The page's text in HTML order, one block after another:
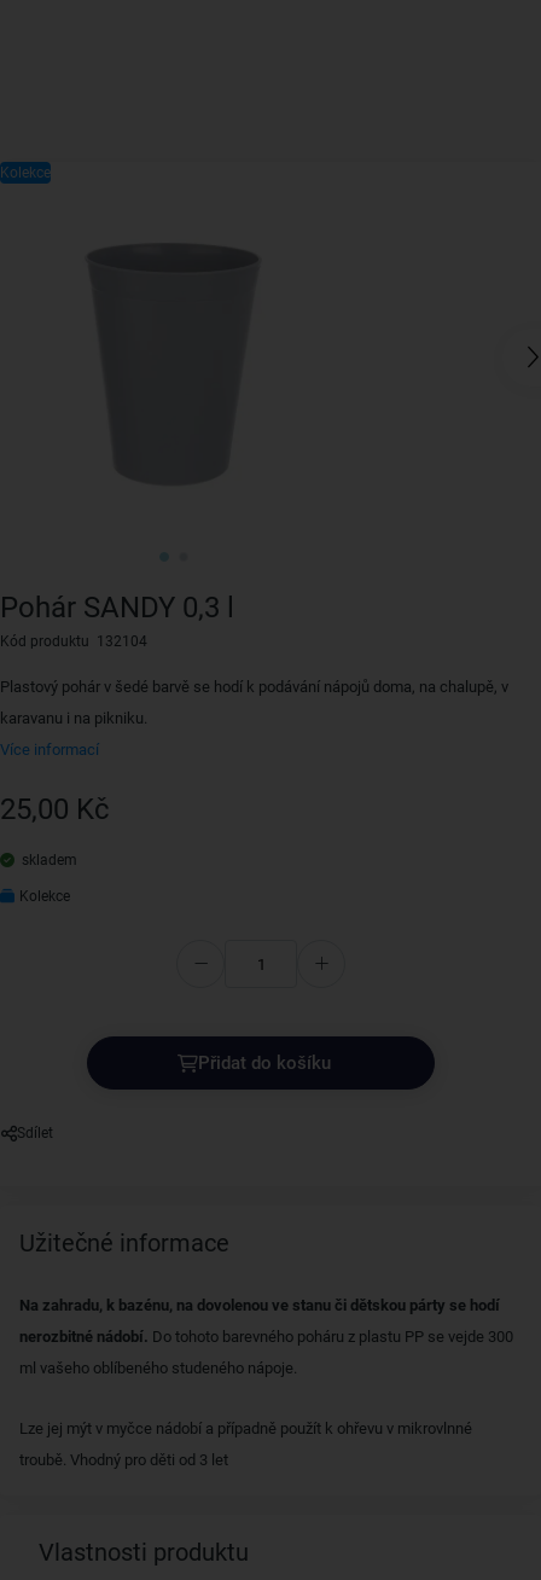
Pohár SANDY 0,3 l
Kód produktu 132104
Plastový pohár v šedé barvě se hodí k podávání nápojů doma, na chalupě, v
karavanu i na pikniku.
Více informací
25,00 Kč
skladem
Kolekce
Přidat do košíku
Sdílet
Kolekce
Užitečné informace
Na zahradu, k bazénu, na dovolenou ve stanu či dětskou párty se hodí
nerozbitné nádobí. Do tohoto barevného poháru z plastu PP se vejde 300
ml vašeho oblíbeného studeného nápoje.
Lze jej mýt v myčce nádobí a případně použít k ohřevu v mikrovlnné
troubě. Vhodný pro děti od 3 let
Vlastnosti produktu